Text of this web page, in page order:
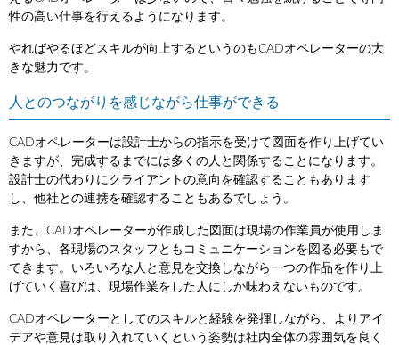
性の高い仕事を行えるようになります。
やればやるほどスキルが向上するというのもCADオペレーターの大
きな魅力です。
人とのつながりを感じながら仕事ができる
CADオペレーターは設計士からの指示を受けて図面を作り上げてい
きますが、完成するまでには多くの人と関係することになります。
設計士の代わりにクライアントの意向を確認することもあります
し、他社との連携を確認することもあるでしょう。
また、CADオペレーターが作成した図面は現場の作業員が使用しま
すから、各現場のスタッフともコミュニケーションを図る必要もで
てきます。いろいろな人と意見を交換しながら一つの作品を作り上
げていく喜びは、現場作業をした人にしか味わえないものです。
CADオペレーターとしてのスキルと経験を発揮しながら、よりアイ
デアや意見は取り入れていくという姿勢は社内全体の雰囲気を良く